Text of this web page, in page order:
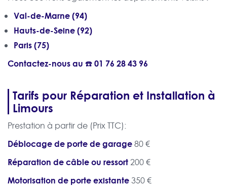
Val-de-Marne (94)
Hauts-de-Seine (92)
Paris (75)
Contactez-nous au ☎️01 76 28 43 96
Tarifs pour Réparation et Installation à
Limours
Prestation à partir de (Prix TTC):
Déblocage de porte de garage80 €
Réparation de câble ou ressort200 €
Motorisation de porte existante350 €